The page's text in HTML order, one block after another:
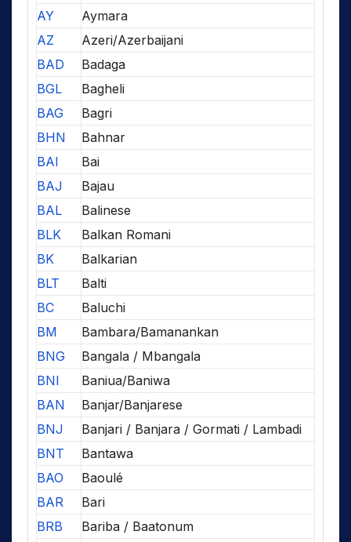
AY
Aymara
AZ
Azeri/Azerbaijani
BAD
Badaga
BGL
Bagheli
BAG
Bagri
BHN
Bahnar
BAI
Bai
BAJ
Bajau
BAL
Balinese
BLK
Balkan Romani
BK
Balkarian
BLT
Balti
BC
Baluchi
BM
Bambara/Bamanankan
BNG
Bangala / Mbangala
BNI
Baniua/Baniwa
BAN
Banjar/Banjarese
BNJ
Banjari / Banjara / Gormati / Lambadi
BNT
Bantawa
BAO
Baoulé
BAR
Bari
BRB
Bariba / Baatonum